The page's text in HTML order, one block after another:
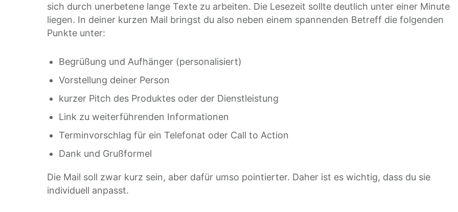
sich durch unerbetene lange Texte zu arbeiten. Die Lesezeit sollte deutlich unter einer Minute
liegen. In deiner kurzen Mail bringst du also neben einem spannenden Betreff die folgenden
Punkte unter:
Begrüßung und Aufhänger (personalisiert)
Vorstellung deiner Person
kurzer Pitch des Produktes oder der Dienstleistung
Link zu weiterführenden Informationen
Terminvorschlag für ein Telefonat oder Call to Action
Dank und Grußformel
Die Mail soll zwar kurz sein, aber dafür umso pointierter. Daher ist es wichtig, dass du sie
individuell anpasst.